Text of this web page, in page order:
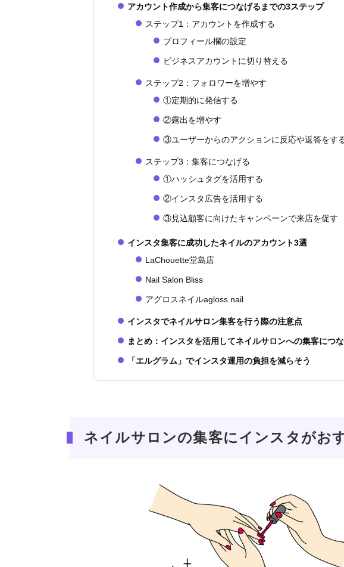
アカウント作成から集客につなげるまでの3ステップ
ステップ1：アカウントを作成する
プロフィール欄の設定
ビジネスアカウントに切り替える
ステップ2：フォロワーを増やす
①定期的に発信する
②露出を増やす
③ユーザーからのアクションに反応や返答をす
ステップ3：集客につなげる
①ハッシュタグを活用する
②インスタ広告を活用する
③見込顧客に向けたキャンペーンで来店を促す
インスタ集客に成功したネイルのアカウント3選
LaChouette堂島店
Nail Salon Bliss
アグロスネイルagloss nail
インスタでネイルサロン集客を行う際の注意点
まとめ：インスタを活用してネイルサロンへの集客につな
「エルグラム」でインスタ運用の負担を減らそう
ネイルサロンの集客にインスタがお